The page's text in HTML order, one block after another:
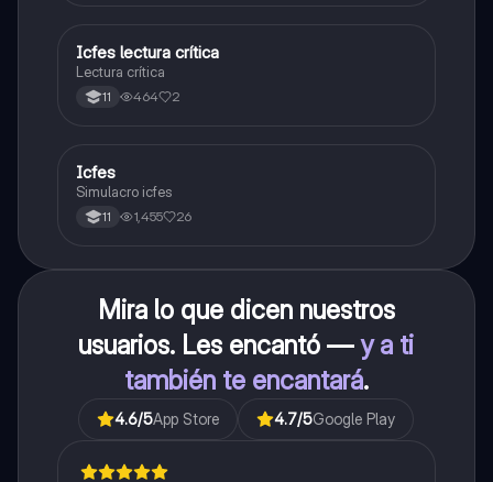
Lengua Castellana
Icfes lectura crítica
Lectura crítica
11 464 2
ICFES: Sociales y Ciudadanas
Icfes
Simulacro icfes
11 1,455 26
Mira lo que dicen nuestros
usuarios. Les encantó —y a ti
también te encantará.
4.6/5App Store 4.7/5Google Play